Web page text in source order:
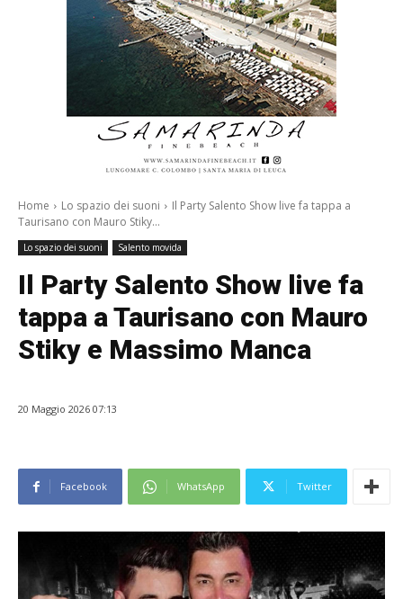
Home Lo spazio dei suoni
Il Party Salento Show live fa tappa a
Taurisano con Mauro Stiky...
Lo spazio dei suoni Salento movida
Il Party Salento Show live fa
tappa a Taurisano con Mauro
Stiky e Massimo Manca
20 Maggio 2026 07:13
Facebook WhatsApp Twitter